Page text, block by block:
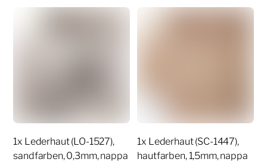
1x Lederhaut (LO-1527),
sandfarben, 0,3mm, nappa
1x Lederhaut (SC-1447),
hautfarben, 1,5mm, nappa